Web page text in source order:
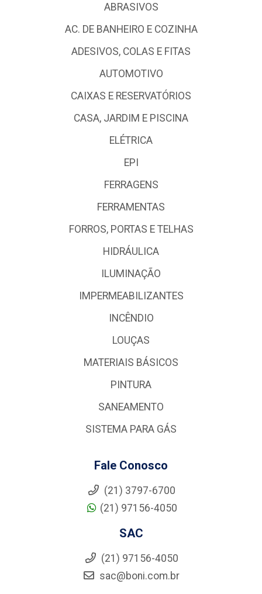
ABRASIVOS
AC. DE BANHEIRO E COZINHA
ADESIVOS, COLAS E FITAS
AUTOMOTIVO
CAIXAS E RESERVATÓRIOS
CASA, JARDIM E PISCINA
ELÉTRICA
EPI
FERRAGENS
FERRAMENTAS
FORROS, PORTAS E TELHAS
HIDRÁULICA
ILUMINAÇÃO
IMPERMEABILIZANTES
INCÊNDIO
LOUÇAS
MATERIAIS BÁSICOS
PINTURA
SANEAMENTO
SISTEMA PARA GÁS
Fale Conosco
(21) 3797-6700
(21) 97156-4050
SAC
(21) 97156-4050
sac@boni.com.br